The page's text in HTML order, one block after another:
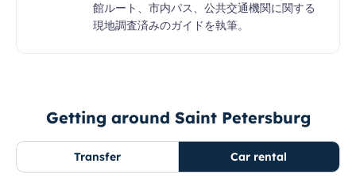
館ルート、市内パス、公共交通機関に関する
現地調査済みのガイドを執筆。
Getting around Saint Petersburg
Transfer Car rental